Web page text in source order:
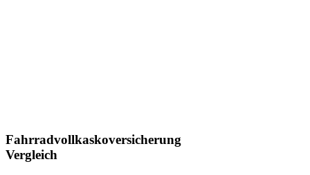
Fahrradvollkaskoversicherung
Vergleich